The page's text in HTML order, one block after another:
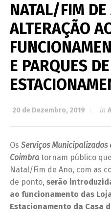
NATAL/FIM
ALTERAÇÃO
E PARQUES DE
20 de Dezembro, 2019 in
Os Serviços Municipalizados
Coimbra tornam público
Natal/Fim de Ano, com as
de ponto, serão
ao funcionamento das
Estacionamento da Casa